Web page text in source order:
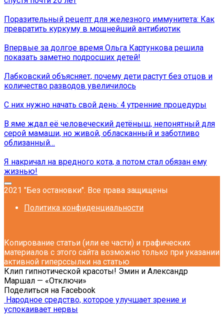
Поразительный рецепт для железного иммунитета: Как
превратить куркуму в мощнейший антибиотик
Впервые за долгое время Ольга Картункова решила
показать заметно подросших детей!
Лабковский объясняет, почему дети растут без отцов и
количество разводов увеличилось
С них нужно начать свой день: 4 утренние процедуры
В яме ждал её человеческий детёныш, непонятный для
серой мамаши, но живой, обласканный и заботливо
облизанный…
Я накричал на вредного кота, а потом стал обязан ему
жизнью!
2021 "Без остановки". Все права защищены
Политика конфиденциальности
Копирование статьи (или ее части) и графических
материалов с этого сайта возможно только при указании
активной гиперссылки на статью
Клип гипнотической красоты! Эмин и Александр
Маршал — «Отключи»
Поделиться на Facebook
Народное средство, которое улучшает зрение и
успокаивает нервы